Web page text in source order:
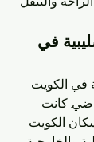
في
في الكويت
كانت
الكويت